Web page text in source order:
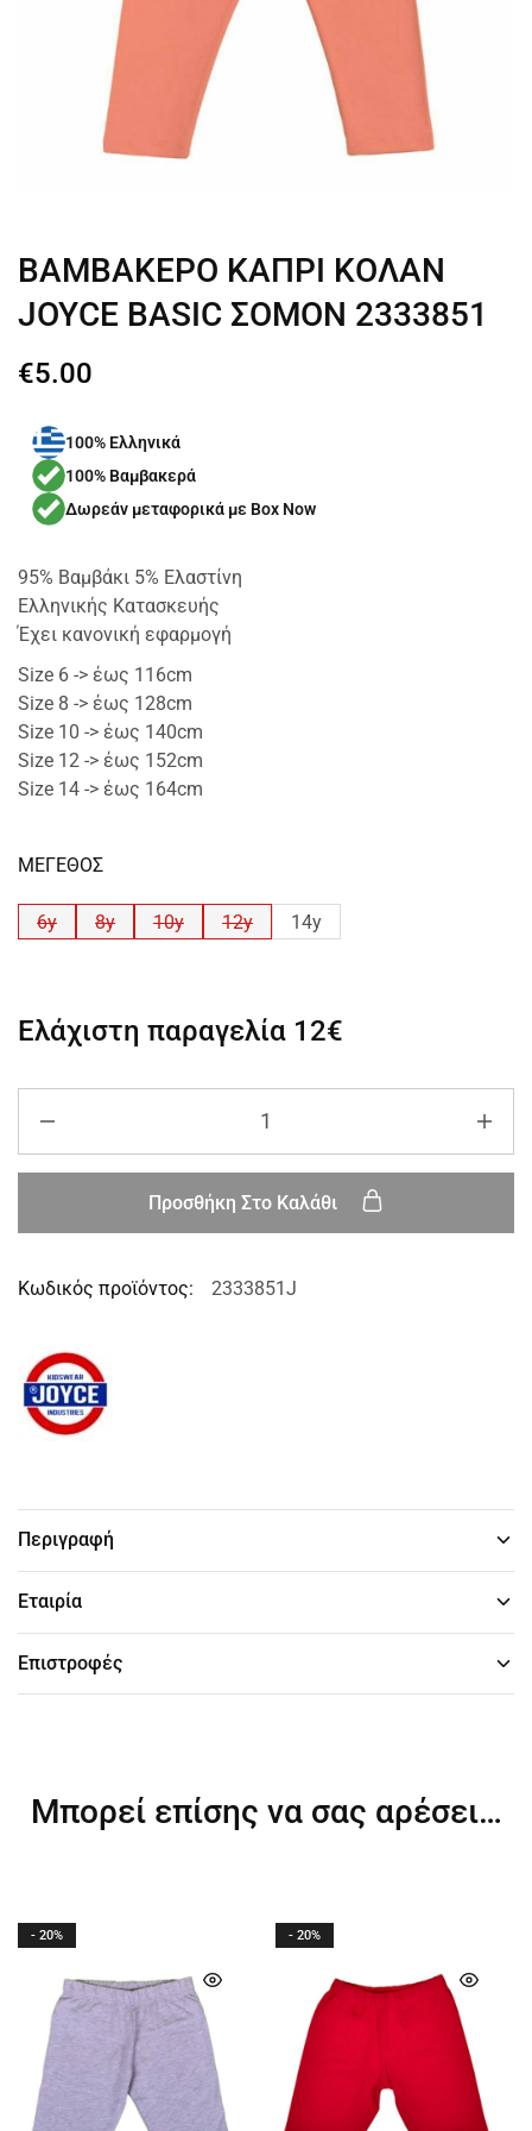
ΒΑΜΒΑΚΕΡΟ ΚΑΠΡΙ ΚΟΛΑΝ
JOYCE BASIC ΣΟΜΟΝ 2333851
€5.00
100% Ελληνικά
100% Βαμβακερά
Δωρεάν μεταφορικά με Box Now
95% Βαμβάκι 5% Ελαστίνη
Ελληνικής Κατασκευής
Έχει κανονική εφαρμογή
Size 6 -> έως 116cm
Size 8 -> έως 128cm
Size 10 -> έως 140cm
Size 12 -> έως 152cm
Size 14 -> έως 164cm
ΜΕΓΕΘΟΣ
6y 8y 10y 12y 14y
Ελάχιστη παραγελία 12€
Προσθήκη Στο Καλάθι
Κωδικός προϊόντος: 2333851J
Περιγραφή
Εταιρία
Επιστροφές
Μπορεί επίσης να σας αρέσει…
- 20% - 20%